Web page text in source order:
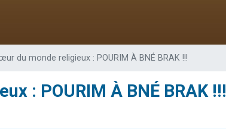
du monde religieux : POURIM À BNÉ BRAK !!!
: POURIM À BNÉ BRAK !!!